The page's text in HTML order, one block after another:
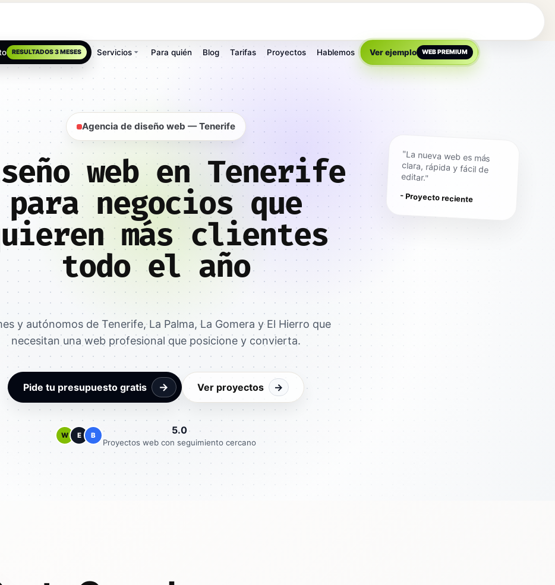
RESULTADOS 3 MESES Servicios Para quién Blog Tarifas Proyectos Hablemos Ver ejemplo WEB PREMIUM
Agencia de diseño web — Tenerife
web en Tenerife
para negocios que
más clientes
todo el año
y autónomos de Tenerife, La Palma, La Gomera y El Hierro que
necesitan una web profesional que posicione y convierta.
Pide tu presupuesto gratis → Ver proyectos →
W E B 5.0
Proyectos web con seguimiento cercano
"La nueva web es más
clara, rápida y fácil de
editar."
- Proyecto reciente